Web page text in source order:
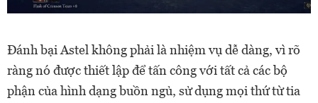
Đánh bại Astel không phải là nhiệm vụ dễ dàng, vì rõ
ràng nó được thiết lập để tấn công với tất cả các bộ
phận của hình dạng buồn ngủ, sử dụng mọi thứ từ tia